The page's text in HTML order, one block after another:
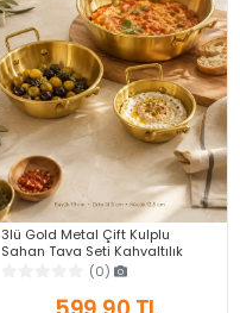
3lü Gold Metal Çift Kulplu
Sahan Tava Seti Kahvaltılık
Meze Menemen Mutfak Sofra
Sunum Kabı Seti
(0)